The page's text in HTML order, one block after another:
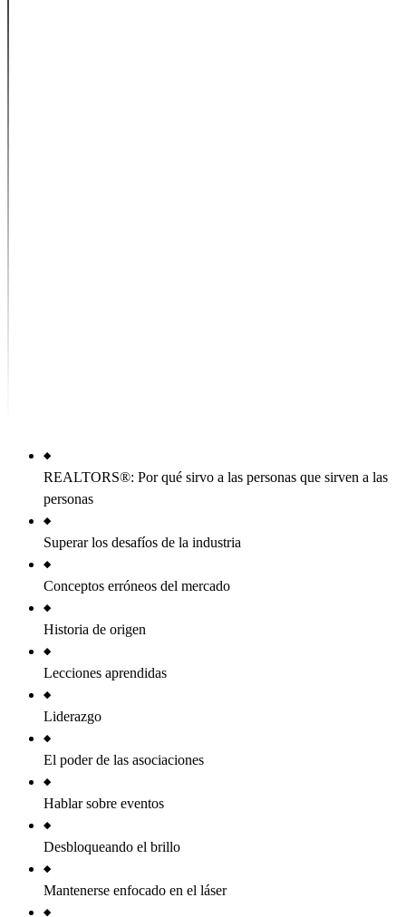
REALTORS®: Por qué sirvo a las personas que sirven a las
personas
Superar los desafíos de la industria
Conceptos erróneos del mercado
Historia de origen
Lecciones aprendidas
Liderazgo
El poder de las asociaciones
Hablar sobre eventos
Desbloqueando el brillo
Mantenerse enfocado en el láser